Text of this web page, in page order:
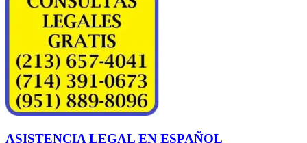
ASISTENCIA LEGAL EN ESPAÑOL